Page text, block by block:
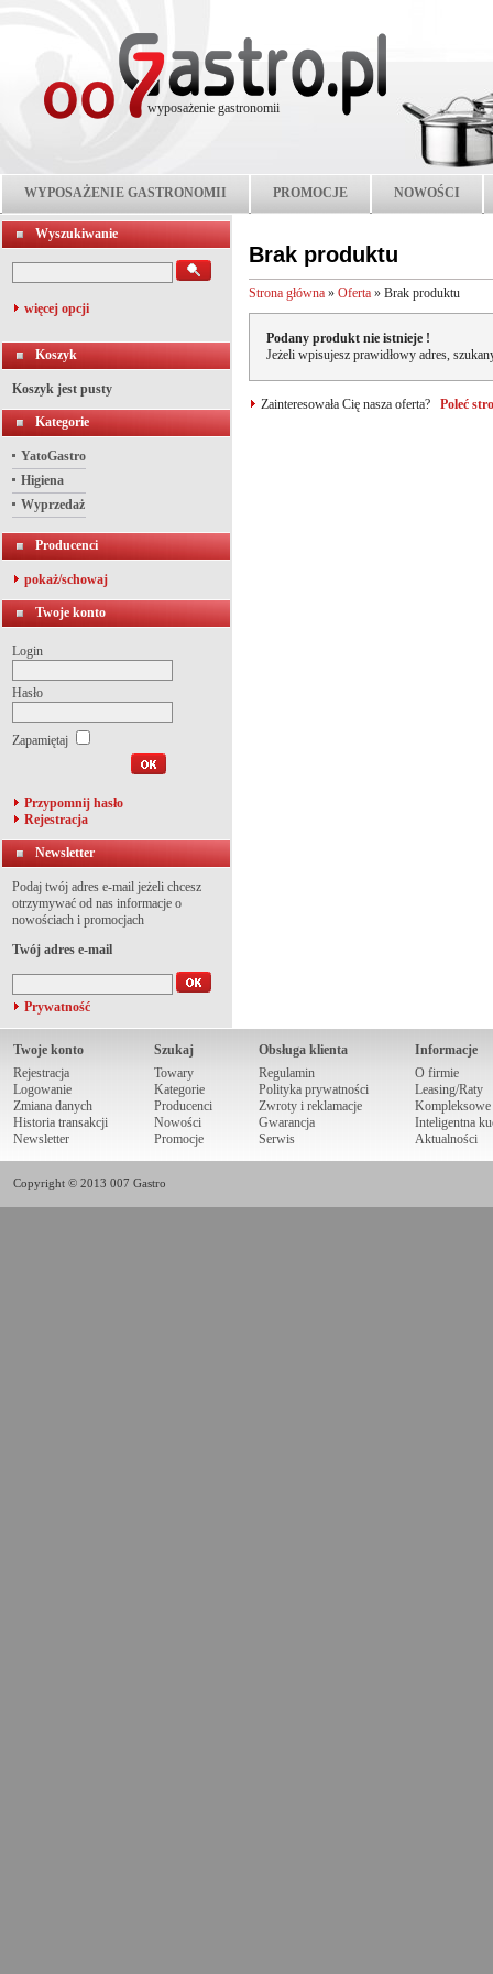
wyposażenie gastronomii
WYPOSAŻENIE GASTRONOMII PROMOCJE NOWOŚCI
Wyszukiwanie
więcej opcji
Koszyk
Koszyk jest pusty
Kategorie
YatoGastro
Higiena
Wyprzedaż
Producenci
pokaż/schowaj
Twoje konto
Login
Hasło
Zapamiętaj
Przypomnij hasło
Rejestracja
Newsletter
Podaj twój adres e-mail jeżeli chcesz
otrzymywać od nas informacje o
nowościach i promocjach
Twój adres e-mail
Prywatność
Brak produktu
Strona główna » Oferta » Brak produktu
Podany produkt nie istnieje !
Jeżeli wpisujesz prawidłowy adres,
Zainteresowała Cię nasza oferta? Poleć
Twoje konto
Rejestracja
Logowanie
Zmiana danych
Historia transakcji
Newsletter
Szukaj
Towary
Kategorie
Producenci
Nowości
Promocje
Obsługa klienta
Regulamin
Polityka prywatności
Zwroty i reklamacje
Gwarancja
Serwis
Informacje
O firmie
Leasing/Raty
Kompleksowe
Inteligentna
Aktualności
Copyright © 2013 007 Gastro